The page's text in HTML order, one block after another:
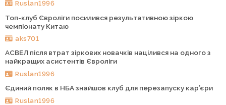
Ruslan1996
Топ-клуб Євроліги посилився результативною зіркою
чемпіонату Китаю
aks701
АСВЕЛ після втрат зіркових новачків націлився на одного з
найкращих асистентів Євроліги
Ruslan1996
Єдиний поляк в НБА знайшов клуб для перезапуску кар’єри
Ruslan1996